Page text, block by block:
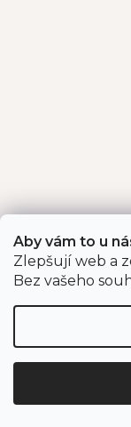
Aby vám to u
Zlepšují web a
Bez vašeho